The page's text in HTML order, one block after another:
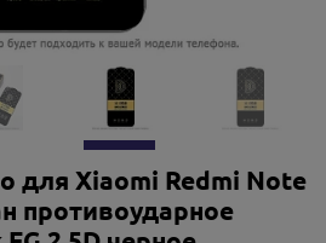
для Xiaomi Redmi Note
противоударное